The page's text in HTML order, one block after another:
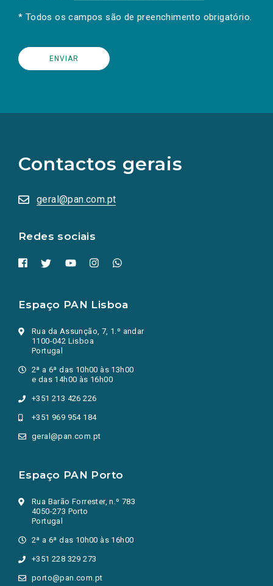
* Todos os campos são de preenchimento obrigatório.
Contactos gerais
geral@pan.com.pt
Redes sociais
redes
sociais
numa
nova
Espaço PAN Lisboa
Rua da Assunção, 7, 1.º andar
1100-042 Lisboa
Portugal
2ª a 6ª das 10h00 às 13h00
e das 14h00 às 16h00
+351 213 426 226
+351 969 954 184
geral@pan.com.pt
Espaço PAN Porto
Rua Barão Forrester, n.º 783
4050-273 Porto
Portugal
2ª a 6ª das 10h00 às 16h00
+351 228 329 273
porto@pan.com.pt